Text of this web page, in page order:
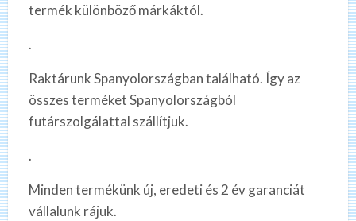
termék különböző márkáktól.
.
Raktárunk Spanyolországban található. Így az
összes terméket Spanyolországból
futárszolgálattal szállítjuk.
.
Minden termékünk új, eredeti és 2 év garanciát
vállalunk rájuk.